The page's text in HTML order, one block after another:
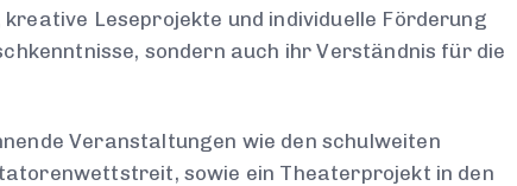
Leseprojekte und individuelle Förderung
sondern auch ihr Verständnis für die
Veranstaltungen wie den schulweiten
sowie ein Theaterprojekt in den